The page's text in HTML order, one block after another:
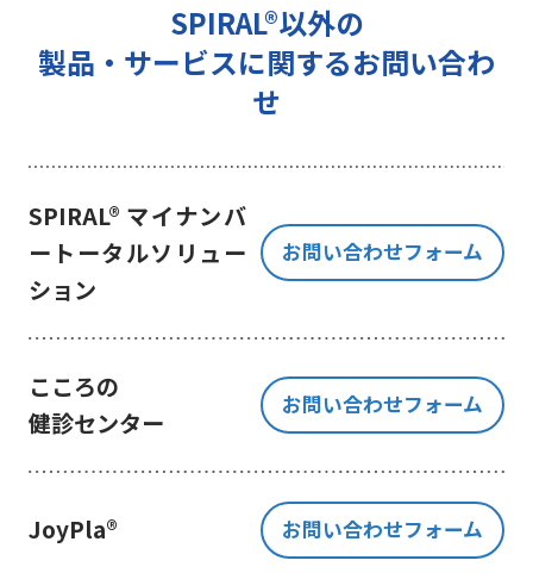
という）に準拠した適切な保護措置
を講じます。
3 個人情報の第三者提供について
き、ご提出いただく個人情報を、貴
はございません。
但し、お客様から同意をいただいた
場合のみ、日本及びアメリカ合衆国
※Google LLC は日本の個人情報保
護法が適用される個人情報取扱事業
者と同等の体制を整備しています。
詳しくは、11.Google 拡張コンバ
ージョンの利用をご確認ください。
当社が管理する本フォームから取
得した情報とGoogle LLC が管理す
SPIRAL®以外の
製品・サービスに関するお問い合わ
せ
SPIRAL® マイナンバ
ートータルソリュー
ション
お問い合わせフォーム
こころの
健診センター
お問い合わせフォーム
JoyPla® お問い合わせフォーム